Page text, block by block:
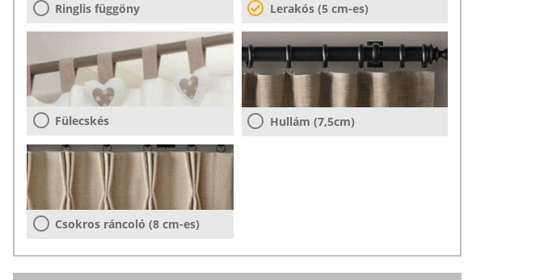
Ringlis függöny Lerakós (5 cm-es)
Fülecskés Hullám (7,5cm)
Csokros ráncoló (8 cm-es)